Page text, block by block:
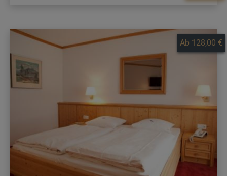
Ab 128,00 €